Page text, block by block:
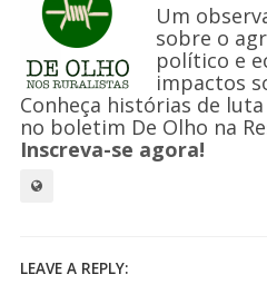
Um
sobre o
político e
impactos
Conheça histórias de
no boletim De Olho na
Inscreva-se agora!
LEAVE A REPLY: